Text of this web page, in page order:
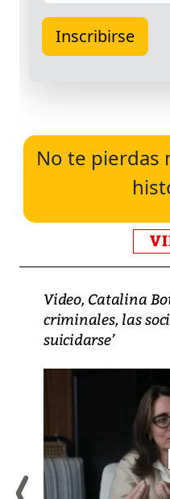
No te pierdas
Video, Catalina
criminales, las
suicidarse’